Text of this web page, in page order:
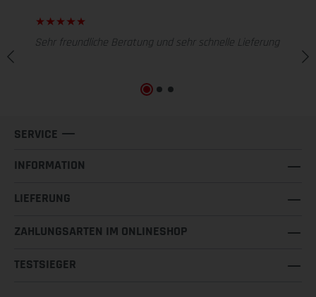
Sehr freundliche Beratung und sehr schnelle Lieferung
SERVICE
INFORMATION
LIEFERUNG
ZAHLUNGSARTEN IM ONLINESHOP
TESTSIEGER